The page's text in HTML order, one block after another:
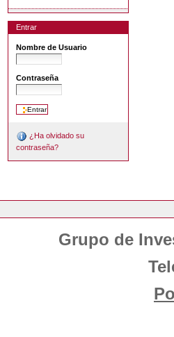
Entrar
Nombre de Usuario
Contraseña
¿Ha olvidado su
contraseña?
Grupo de